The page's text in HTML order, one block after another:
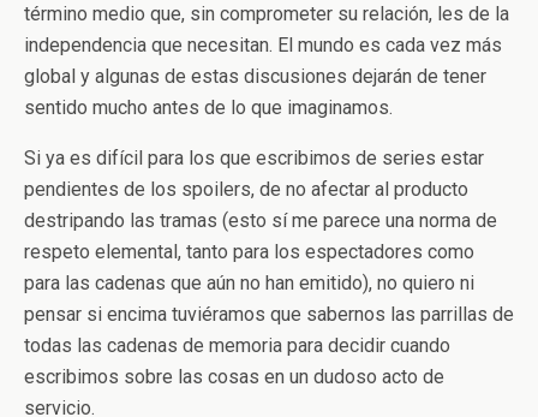
término medio que, sin comprometer su relación, les de la
independencia que necesitan. El mundo es cada vez más
global y algunas de estas discusiones dejarán de tener
sentido mucho antes de lo que imaginamos.
Si ya es difícil para los que escribimos de series estar
pendientes de los spoilers, de no afectar al producto
destripando las tramas (esto sí me parece una norma de
respeto elemental, tanto para los espectadores como
para las cadenas que aún no han emitido), no quiero ni
pensar si encima tuviéramos que sabernos las parrillas de
todas las cadenas de memoria para decidir cuando
escribimos sobre las cosas en un dudoso acto de
servicio.